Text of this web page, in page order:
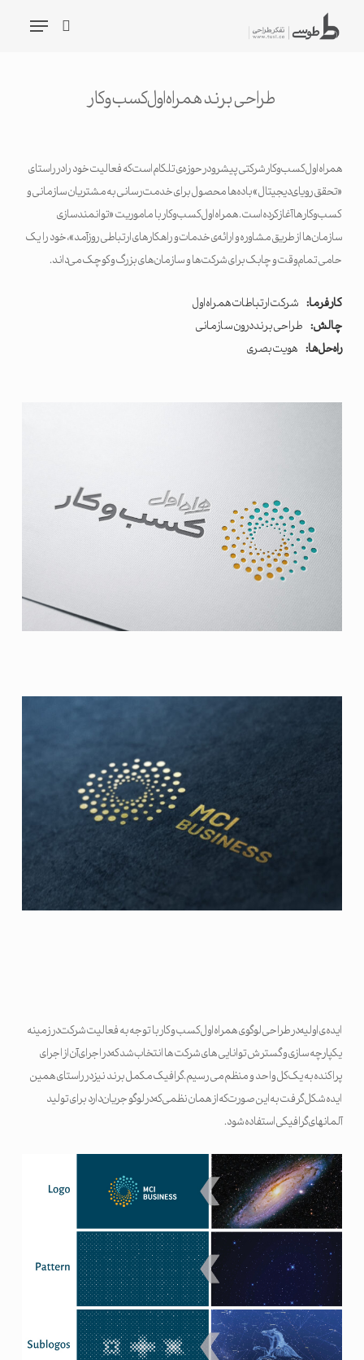
فهرست
طراحی برند همراه اول کسب و کار
همراه اول کسب‌وکار شرکتی پیشرو در حوزه‌ی تلکام است که فعالیت خود را در راستای
«تحقق رویای دیجیتال» با ده‌ها محصول برای خدمت‌رسانی به مشتریان سازمانی و
کسب‌وکارها آغاز کرده است. همراه اول کسب‌وکار با ماموریت «توانمندسازی
سازمان‌ها از طریق مشاوره و ارائه‌ی خدمات و راهکارهای ارتباطی روزآمد»، خود را یک
حامی تمام‌وقت و چابک برای شرکت‌ها و سازمان‌های بزرگ و کوچک می‌داند.
کارفرما: شرکت ارتباطات همراه اول
چالش: طراحی برند درون سازمانی
راه‌حل‌ها: هویت بصری
ایده ی اولیه در طراحی لوگوی همراه اول کسب و کار با توجه به فعالیت شرکت در زمینه
یکپارچه سازی و گسترش توانایی های شرکت ها انتخاب شد که در اجرای آن از اجرای
پراکنده به یک کل واحد و منظم می رسیم. گرافیک مکمل برند نیز در راستای همین
ایده شکل گرفت به این صورت که از همان نظمی که در لوگو جریان دارد برای تولید
آلمانهای گرافیکی استفاده شود.